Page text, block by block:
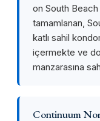
on South
tamamlanan,
katlı sahil
içermekte ve
manzarasına
Continuum